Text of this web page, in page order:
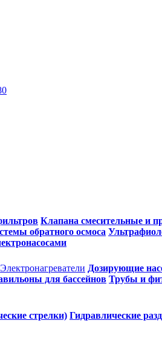
Клапана смесительные и
обратного осмоса
Электронагреватели Дозирующие
для бассейнов Трубы и
стрелки) Гидравлические